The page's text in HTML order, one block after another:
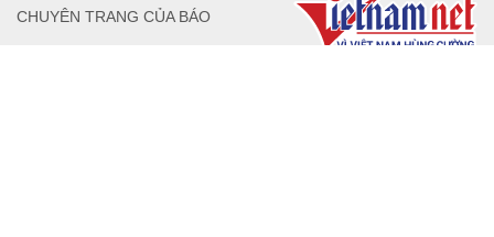
CHUYÊN TRANG CỦA BÁO